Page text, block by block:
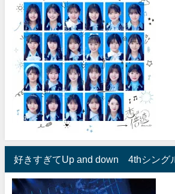
好きすぎてUp and down 4thシング